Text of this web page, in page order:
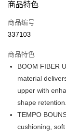
信用卡一次付清
网上银行
只有马来亚银行、联
斯兰银行、AmBank
Touch 'n Go
Boost
GrabPay
Atome
相关说明
商品特色
商品编号
337103
商品特色
BOOM FIBER
material
upper with
shape retention.
TEMPO
cushioning,